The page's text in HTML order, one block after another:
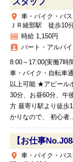
place
車・バイク・バ
ＪＲ綾部駅 徒歩10
money 時給 1,150円
assignment_ind パート・アルバイ
8:00～17:00(実働7
車・バイク・自転車
以上可能 ★アピール
30分、お昼60分、午
方 最寄り駅より徒歩
かりなので、 初心者
【お仕事
place
車・バイク・バ